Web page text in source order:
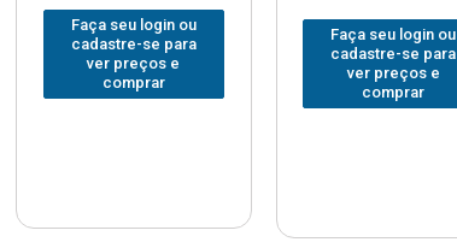
Faça seu login ou
cadastre-se para
ver preços e
comprar
Faça seu login ou
cadastre-se para
ver preços e
comprar